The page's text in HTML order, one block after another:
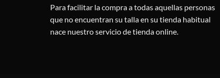
Para facilitar la compra a todas aquellas personas
que no encuentran su talla en su tienda habitual
nace nuestro servicio de tienda online.